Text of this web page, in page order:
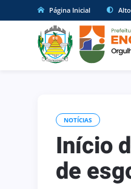
Página Inicial
NOTÍCIAS
Início
de